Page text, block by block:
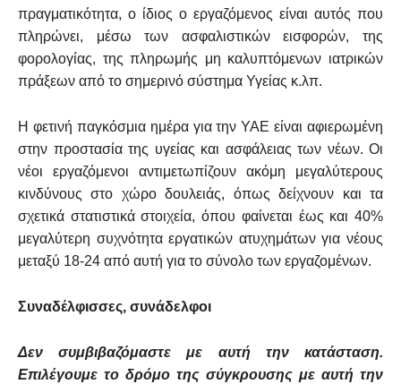
πραγματικότητα, ο ίδιος ο εργαζόμενος είναι αυτός που
πληρώνει, μέσω των ασφαλιστικών εισφορών, της
φορολογίας, της πληρωμής μη καλυπτόμενων ιατρικών
πράξεων από το σημερινό σύστημα Υγείας κ.λπ.
H φετινή παγκόσμια ημέρα για την ΥΑΕ είναι αφιερωμένη
στην προστασία της υγείας και ασφάλειας των νέων. Οι
νέοι εργαζόμενοι αντιμετωπίζουν ακόμη μεγαλύτερους
κινδύνους στο χώρο δουλειάς, όπως δείχνουν και τα
σχετικά στατιστικά στοιχεία, όπου φαίνεται έως και 40%
μεγαλύτερη συχνότητα εργατικών ατυχημάτων για νέους
μεταξύ 18-24 από αυτή για το σύνολο των εργαζομένων.
Συναδέλφισσες, συνάδελφοι
Δεν συμβιβαζόμαστε με αυτή την κατάσταση.
Επιλέγουμε το δρόμο της σύγκρουσης με αυτή την